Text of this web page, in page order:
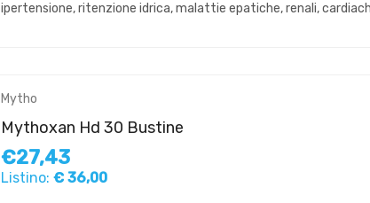
ipertensione, ritenzione idrica, malattie epatiche, renali,
Mytho
Mythoxan Hd 30 Bustine
€27,43
Listino: € 36,00